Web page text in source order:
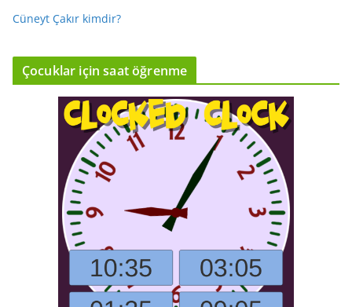
Cüneyt Çakır kimdir?
Çocuklar için saat öğrenme